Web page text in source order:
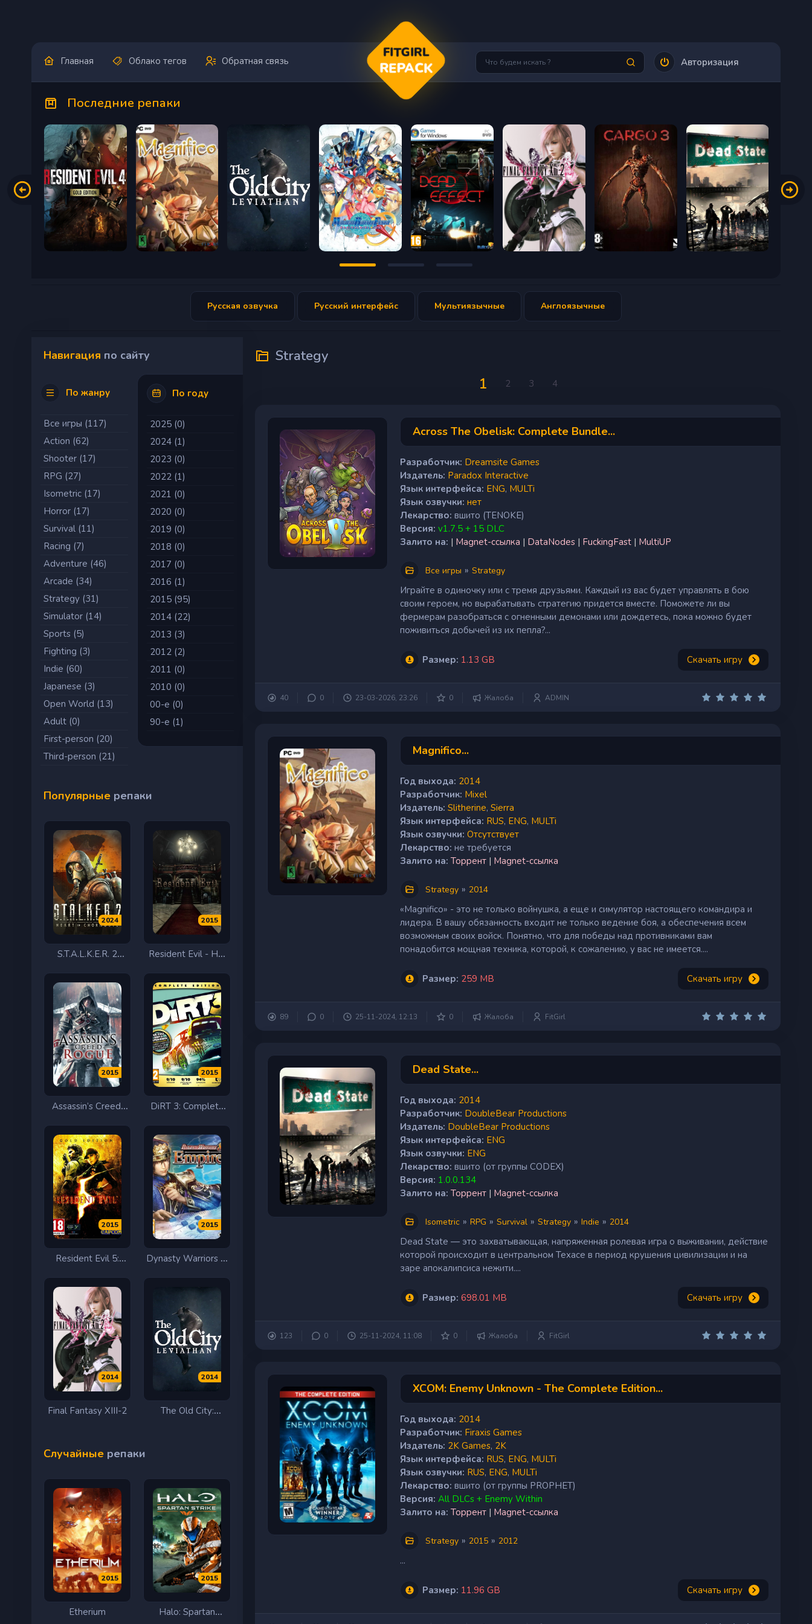
Главная Облако тегов Обратная связь
FITGIRL
REPACK Авторизация
Последние репаки
Русская озвучка Русский интерфейс Мультиязычные Англоязычные
Навигация по сайту
По жанру
Все игры (117)
Action (62)
Shooter (17)
RPG (27)
Isometric (17)
Horror (17)
Survival (11)
Racing (7)
Adventure (46)
Arcade (34)
Strategy (31)
Simulator (14)
Sports (5)
Fighting (3)
Indie (60)
Japanese (3)
Open World (13)
Adult (0)
First-person (20)
Third-person (21)
По году
2025 (0)
2024 (1)
2023 (0)
2022 (1)
2021 (0)
2020 (0)
2019 (0)
2018 (0)
2017 (0)
2016 (1)
2015 (95)
2014 (22)
2013 (3)
2012 (2)
2011 (0)
2010 (0)
00-е (0)
90-е (1)
Популярные репаки
2024
S.T.A.L.K.E.R. 2
- Deluxe Edition
2015
Resident Evil - HD
2015
Assassin’s Creed:
2015
DiRT 3: Complete
2015
Resident Evil 5:
2015
Dynasty Warriors 8:
2014
Final Fantasy XIII-2
2014
The Old City:
Случайные репаки
2015
Etherium
2015
Halo: Spartan
Strategy
1 2 3 4
Across The Obelisk: Complete Bundle...
Разработчик: Dreamsite Games
Издатель: Paradox Interactive
Язык интерфейса: ENG, MULTi
Язык озвучки: нет
Лекарство: вшито (TENOKE)
Версия: v1.7.5 + 15 DLC
Залито на: | Magnet-ссылка | DataNodes | FuckingFast | MultiUP
Все игры » Strategy
Играйте в одиночку или с тремя друзьями. Каждый из вас будет управлять в бою
своим героем, но вырабатывать стратегию придется вместе. Поможете ли вы
фермерам разобраться с огненными демонами или дождетесь, пока можно будет
поживиться добычей из их пепла?...
Размер: 1.13 GB Скачать игру
40 0 23-03-2026, 23:26 0 Жалоба ADMIN
Magnifico...
Год выхода: 2014
Разработчик: Mixel
Издатель: Slitherine, Sierra
Язык интерфейса: RUS, ENG, MULTi
Язык озвучки: Отсутствует
Лекарство: не требуется
Залито на: Торрент | Magnet-ссылка
Strategy » 2014
«Magnifico» - это не только войнушка, а еще и симулятор настоящего командира и
лидера. В вашу обязанность входит не только ведение боя, а обеспечения всем
возможным своих войск. Понятно, что для победы над противниками вам
понадобится мощная техника, которой, к сожалению, у вас не имеется....
Размер: 259 MB Скачать игру
89 0 25-11-2024, 12:13 0 Жалоба FitGirl
Dead State...
Год выхода: 2014
Разработчик: DoubleBear Productions
Издатель: DoubleBear Productions
Язык интерфейса: ENG
Язык озвучки: ENG
Лекарство: вшито (от группы CODEX)
Версия: 1.0.0.134
Залито на: Торрент | Magnet-ссылка
Isometric » RPG » Survival » Strategy » Indie » 2014
Dead State — это захватывающая, напряженная ролевая игра о выживании, действие
которой происходит в центральном Техасе в период крушения цивилизации и на
заре апокалипсиса нежити....
Размер: 698.01 MB Скачать игру
123 0 25-11-2024, 11:08 0 Жалоба FitGirl
XCOM: Enemy Unknown - The Complete Edition...
Год выхода: 2014
Разработчик: Firaxis Games
Издатель: 2K Games, 2K
Язык интерфейса: RUS, ENG, MULTi
Язык озвучки: RUS, ENG, MULTi
Лекарство: вшито (от группы PROPHET)
Версия: All DLCs + Enemy Within
Залито на: Торрент | Magnet-ссылка
Strategy » 2015 » 2012
...
Размер: 11.96 GB Скачать игру